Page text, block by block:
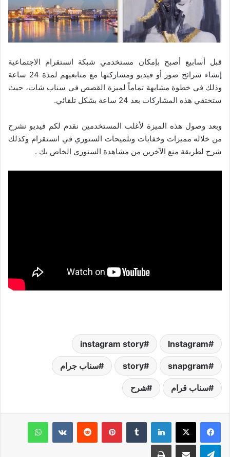
قبل أسابيع أصبح بإمكان مستخدمي شبكة انستقرام الاجتماعية
إنشاء شرائح صور أو فيديو ومشاركتها مع متابعيهم لمدة 24 ساعة
وذلك في خطوة مشابهة تماماً لميزة القصص في سناب شات، حيث
ستختفي هذه المشاركات بعد 24 ساعة بشكل تلقائي.
وبعد وصول هذه الميزة لأغلب المستخدمين نقدم لكم فيديو نشرح
من خلاله مميزات وخفايات وتلميحات الستوري في انستقرام وكذلك
شرح لطريقة منع الآخرين من مشاهدة الستوري الخاص بك .
Instagram
instagram story
snapgram
story سناب جرام
سناب قرام شرح
لينكدإن بينتيريست